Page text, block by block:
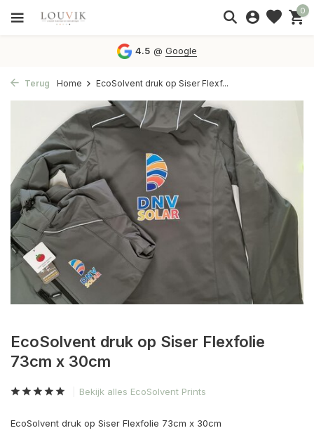
0
4.5 @Google
Terug Home EcoSolvent druk op Siser Flexf...
EcoSolvent druk op Siser Flexfolie
73cm x 30cm
Bekijk alles EcoSolvent Prints
EcoSolvent druk op Siser Flexfolie 73cm x 30cm